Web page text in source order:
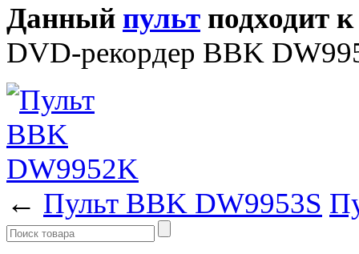
Данный пульт подходит
DVD-рекордер BBK
← Пульт BBK DW9953S